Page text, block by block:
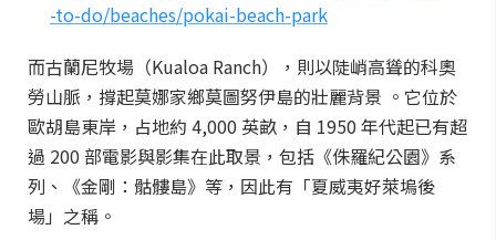
-to-do/beaches/pokai-beach-park
而古蘭尼牧場（Kualoa Ranch），則以陡峭高聳的科奧
勞山脈，撐起莫娜家鄉莫圖努伊島的壯麗背景 。它位於
歐胡島東岸，占地約 4,000 英畝，自 1950 年代起已有超
過 200 部電影與影集在此取景，包括《侏羅紀公園》系
列、《金剛：骷髏島》等，因此有「夏威夷好萊塢後
場」之稱。